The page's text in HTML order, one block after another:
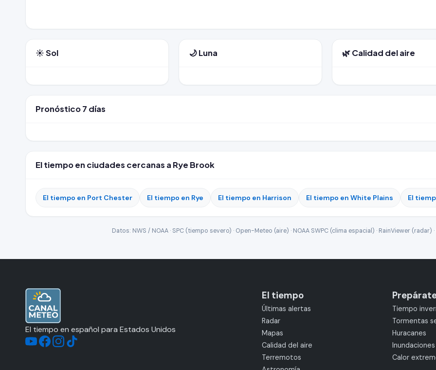
☀️ Sol 🌙 Luna 🌿 Calidad del aire
Pronóstico 7 días
El tiempo en ciudades cercanas a Rye Brook
El tiempo en Port Chester El tiempo en Rye El tiempo en Harrison El tiempo en White Plains El
Datos: NWS / NOAA · SPC (tiempo severo) · Open-Meteo (aire) · NOAA SWPC (clima espacial) · RainViewer (radar)
El tiempo en español para Estados Unidos
El tiempo
Últimas alertas
Radar
Mapas
Calidad del aire
Terremotos
Tiempo
Tormentas
Huracanes
Inundaciones
Calor